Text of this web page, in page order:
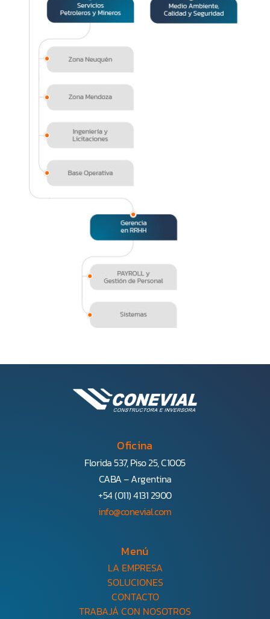
Oficina
Florida 537, Piso 25, C1005
CABA – Argentina
+54 (011) 4131 2900
info@conevial.com
Menú
LA EMPRESA
SOLUCIONES
CONTACTO
TRABAJÁ CON NOSOTROS